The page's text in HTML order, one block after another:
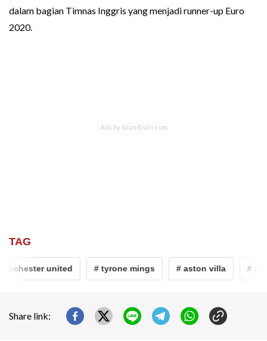
dalam bagian Timnas Inggris yang menjadi runner-up Euro
2020.
TAG
united # tyrone mings # aston villa #
Share link: